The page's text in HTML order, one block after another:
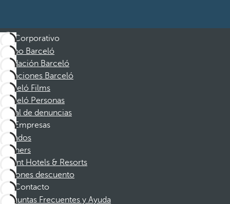
Corporativo
Grupo Barceló
Fundación Barceló
Vacaciones Barceló
Barceló Films
Barceló Personas
Canal de denuncias
Empresas
Afiliados
Partners
Dorint Hotels & Resorts
Cupones descuento
Contacto
Preguntas Frecuentes y Ayuda